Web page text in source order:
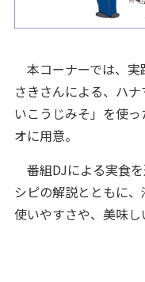
本コーナーでは、実
さきさんによる、ハ
いこうじみそ」を使
オに用意。
番組DJによる実食
シピの解説とともに
使いやすさや、美味し